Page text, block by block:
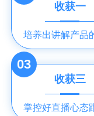
收获一
培养出讲解产品
03
收获三
掌控好直播心态